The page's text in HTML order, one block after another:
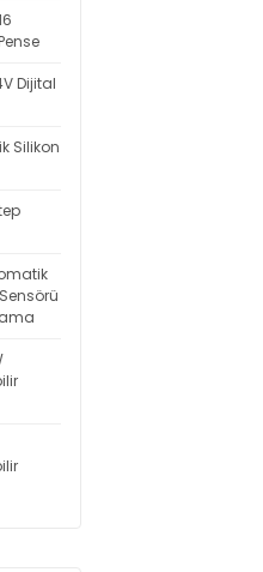
Dijital
Silikon